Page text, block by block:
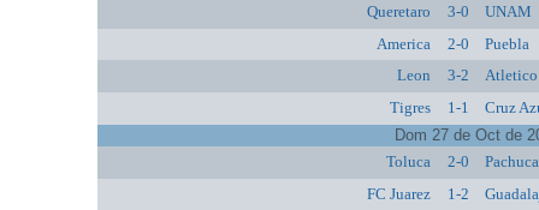
Queretaro
3-0 UNAM
America
2-0 Puebla
Leon
3-2 Atletico
Tigres
1-1 Cruz
Dom 27 de Oct de
Toluca
2-0 Pachuca
FC Juarez
1-2